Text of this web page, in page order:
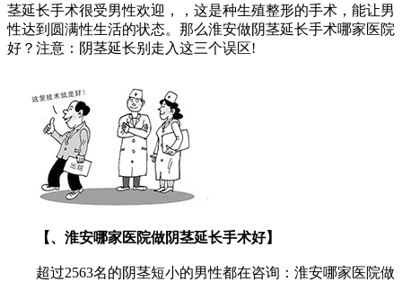
茎延长手术很受男性欢迎，，这是种生殖整形的手术，能让男
性达到圆满性生活的状态。那么淮安做阴茎延长手术哪家医院
好？注意：阴茎延长别走入这三个误区!
【、淮安哪家医院做阴茎延长手术好】
超过2563名的阴茎短小的男性都在咨询：淮安哪家医院做